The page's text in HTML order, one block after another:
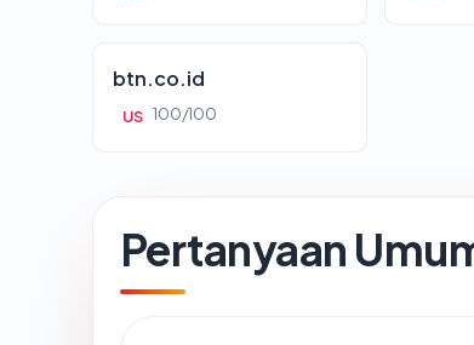
btn.co.id
US 100/100
Pertanyaan